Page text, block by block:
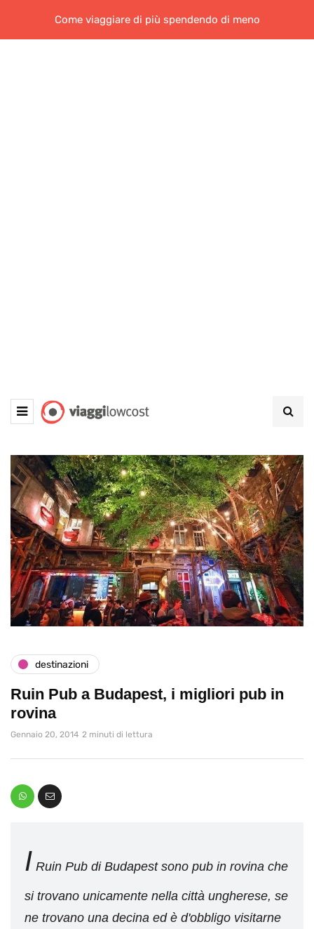
Come viaggiare di più spendendo di meno
destinazioni
Ruin Pub a Budapest, i migliori pub in
rovina
Gennaio 20, 2014 2 minuti di lettura
I Ruin Pub di Budapest sono pub in rovina che
si trovano unicamente nella città ungherese, se
ne trovano una decina ed è d'obbligo visitarne